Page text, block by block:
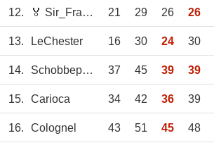
12. 🏅 Sir_Francis 21 29 26 26
13. LeChester 16 30 24 30
14. Schobbepetzer 37 45 39 39
15. Carioca 34 42 36 39
16. Colognel 43 51 45 48